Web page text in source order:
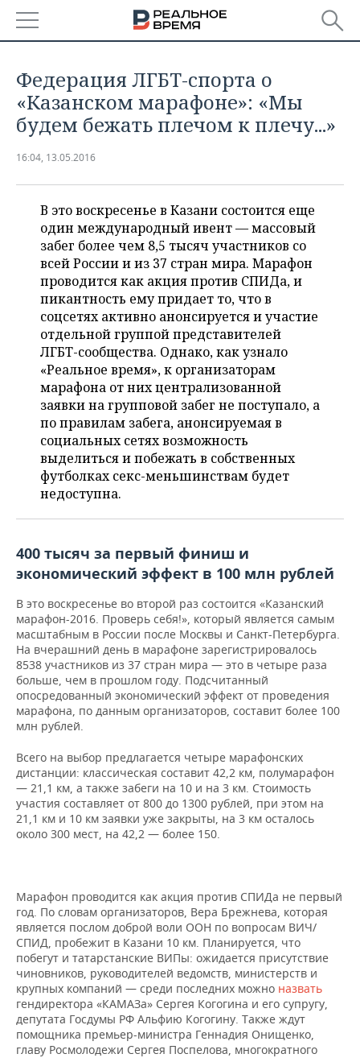
БАШКОРТОСТАН
ТАТАРСТАН
НОВОСТИ
АНАЛИТИКА
ДЕКЛАРАЦИИ О ДОХОДАХ
КОРОЛИ ГОСЗАКАЗА ПФО
ВУЗЫ ТАТАРСТАНА
КОМУ ПРИНАДЛЕЖАТ
ТОРГОВЫЕ ЦЕНТРЫ
ТАТАРСТАНА
НОВОСТИ ЭКОНОМИКИ
ФИНАНСЫ
БАНКИ
БЮДЖЕТ
ИНВЕСТИЦИИ
ПРОМЫШЛЕННОСТЬ
НОВОСТИ
ПРОМЫШЛЕННОСТИ
АГРОПРОМ
МАШИНОСТРОЕНИЕ
НЕФТЕХИМИЯ
НЕФТЬ
ОПК
ЭНЕРГЕТИКА
НЕДВИЖИМОСТЬ
НОВОСТИ НЕДВИЖИМОСТИ
АВТО
НОВОСТИ АВТО
БИЗНЕС
НОВОСТИ БИЗНЕСА
РОЗНИЧНАЯ ТОРГОВЛЯ
ТРАНСПОРТ
УСЛУГИ
ТЕХНОЛОГИИ
НОВОСТИ ТЕХНОЛОГИЙ
МЕДИА
ТЕЛЕКОММУНИКАЦИИ
МЕРОПРИЯТИЯ
НОВОСТИ МЕРОПРИЯТИЙ
ВЫЕЗДНАЯ РЕДАКЦИЯ
БИЗНЕС-БРАНЧИ
ОТКРЫТАЯ ЛЕКЦИЯ
СПОРТ
НОВОСТИ СПОРТА
ФУТБОЛ
БАСКЕТБОЛ
ВОЛЕЙБОЛ
КИБЕРСПОРТ
ФИГУРНОЕ КАТАНИЕ
ВОДНЫЕ ВИДЫ СПОРТА
ХОККЕЙ С МЯЧОМ
ОБЩЕСТВО
НОВОСТИ ОБЩЕСТВА
ИНФРАСТРУКТУРА
ИСТОРИЯ
КУЛЬТУРА
МЕДИЦИНА
ОБРАЗОВАНИЕ
ПРОИСШЕСТВИЯ
ФОТОГАЛЕРЕЯ
СПРАВОЧНИК
СПИСОК ПЕРСОН
СПИСОК КОМПАНИЙ
ПОЛНАЯ ВЕРСИЯ
Федерация ЛГБТ-спорта о
«Казанском марафоне»: «Мы
будем бежать плечом к плечу...»
16:04, 13.05.2016
В это воскресенье в Казани состоится еще
один международный ивент — массовый
забег более чем 8,5 тысяч участников со
всей России и из 37 стран мира. Марафон
проводится как акция против СПИДа, и
пикантность ему придает то, что в
соцсетях активно анонсируется и участие
отдельной группой представителей
ЛГБТ-сообщества. Однако, как узнало
«Реальное время», к организаторам
марафона от них централизованной
заявки на групповой забег не поступало, а
по правилам забега, анонсируемая в
социальных сетях возможность
выделиться и побежать в собственных
футболках секс-меньшинствам будет
недоступна.
400 тысяч за первый финиш и
экономический эффект в 100 млн рублей
В это воскресенье во второй раз состоится «Казанский
марафон-2016. Проверь себя!», который является самым
масштабным в России после Москвы и Санкт-Петербурга.
На вчерашний день в марафоне зарегистрировалось
8538 участников из 37 стран мира — это в четыре раза
больше, чем в прошлом году. Подсчитанный
опосредованный экономический эффект от проведения
марафона, по данным организаторов, составит более 100
млн рублей.
Всего на выбор предлагается четыре марафонских
дистанции: классическая составит 42,2 км, полумарафон
— 21,1 км, а также забеги на 10 и на 3 км. Стоимость
участия составляет от 800 до 1300 рублей, при этом на
21,1 км и 10 км заявки уже закрыты, на 3 км осталось
около 300 мест, на 42,2 — более 150.
Марафон проводится как акция против СПИДа не первый
год. По словам организаторов, Вера Брежнева, которая
является послом доброй воли ООН по вопросам ВИЧ/
СПИД, пробежит в Казани 10 км. Планируется, что
побегут и татарстанские ВИПы: ожидается присутствие
чиновников, руководителей ведомств, министерств и
крупных компаний — среди последних можно назвать
гендиректора «КАМАЗа» Сергея Когогина и его супругу,
депутата Госдумы РФ Альфию Когогину. Также ждут
помощника премьер-министра Геннадия Онищенко,
главу Росмолодежи Сергея Поспелова, многократного